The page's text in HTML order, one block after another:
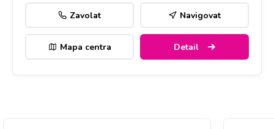
Zavolat Navigovat
Mapa centra Detail